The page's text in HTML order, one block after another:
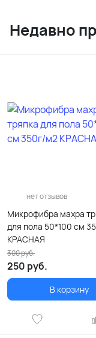
Недавно
нет отзывов
Микрофибра махра
для пола 50*100 см
КРАСНАЯ
250 руб.
300руб.
В корзину